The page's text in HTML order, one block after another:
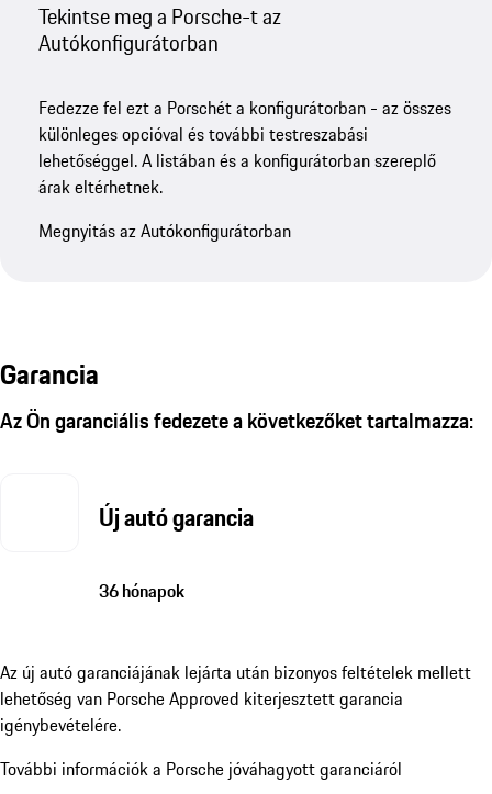
Tekintse meg a Porsche-t az
Autókonfigurátorban
Fedezze fel ezt a Porschét a konfigurátorban - az összes
különleges opcióval és további testreszabási
lehetőséggel. A listában és a konfigurátorban szereplő
árak eltérhetnek.
Megnyitás az Autókonfigurátorban
Garancia
Az Ön garanciális fedezete a következőket tartalmazza:
Új autó garancia
36 hónapok
Az új autó garanciájának lejárta után bizonyos feltételek mellett
lehetőség van Porsche Approved kiterjesztett garancia
igénybevételére.
További információk a Porsche jóváhagyott garanciáról